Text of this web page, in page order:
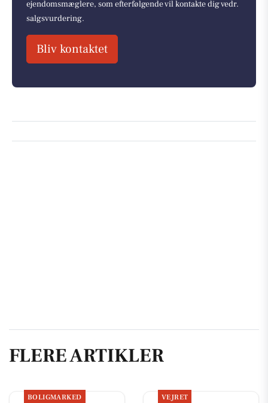
ejendomsmæglere, som efterfølgende vil kontakte dig vedr.
salgsvurdering.
Bliv kontaktet
FLERE ARTIKLER
BOLIGMARKED VEJRET